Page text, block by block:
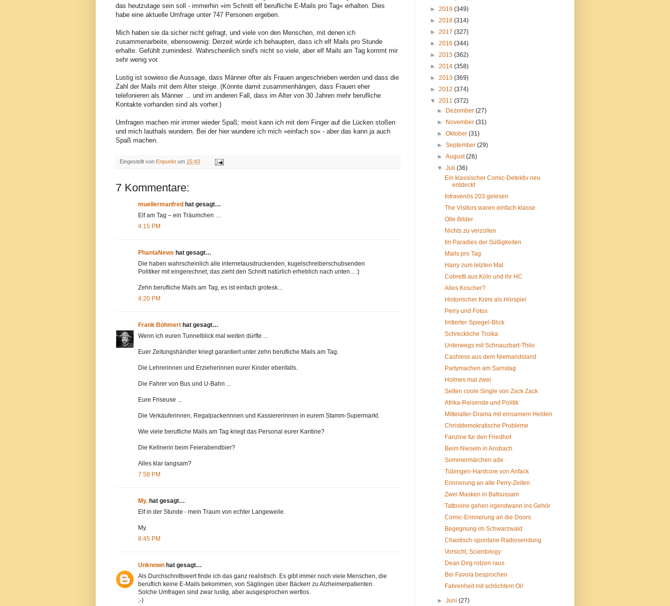
das heutzutage sein soll - immerhin »im Schnitt elf berufliche E-Mails pro Tag« erhalten. Dies
habe eine aktuelle Umfrage unter 747 Personen ergeben.
Mich haben sie da sicher nicht gefragt, und viele von den Menschen, mit denen ich
zusammenarbeite, ebensowenig: Derzeit würde ich behaupten, dass ich elf Mails pro Stunde
erhalte. Gefühlt zumindest. Wahrscheinlich sind's nicht so viele, aber elf Mails am Tag kommt mir
sehr wenig vor.
Lustig ist sowieso die Aussage, dass Männer öfter als Frauen angeschrieben werden und dass die
Zahl der Mails mit dem Alter steige. (Könnte damit zusammenhängen, dass Frauen eher
telefonieren als Männer ... und im anderen Fall, dass im Alter von 30 Jahren mehr berufliche
Kontakte vorhanden sind als vorher.)
Umfragen machen mir immer wieder Spaß; meist kann ich mit dem Finger auf die Lücken stoßen
und mich lauthals wundern. Bei der hier wundere ich mich »einfach so« - aber das kann ja auch
Spaß machen.
Eingestellt von Enpunkt um 15:43
7 Kommentare:
muellermanfred hat gesagt…
Elf am Tag – ein Träumchen …
4:15 PM
PhantaNews hat gesagt…
Die haben wahrscheinlich alle internetausdruckenden, kugelschreiberschubsenden
Politiker mit eingerechnet, das zieht den Schnitt natürlich erheblich nach unten... :)
Zehn berufliche Mails am Tag, es ist einfach grotesk...
4:20 PM
Frank Böhmert hat gesagt…
Wenn ich euren Tunnelblick mal weiten dürfte ...
Euer Zeitungshändler kriegt garantiert unter zehn berufliche Mails am Tag.
Die Lehrerinnen und Erzieherinnen eurer Kinder ebenfalls.
Die Fahrer von Bus und U-Bahn ...
Eure Friseuse ...
Die Verkäuferinnen, Regalpackerinnen und Kassiererinnen in eurem Stamm-Supermarkt.
Wie viele berufliche Mails am Tag kriegt das Personal eurer Kantine?
Die Kellnerin beim Feierabendbier?
Alles klar langsam?
7:58 PM
My. hat gesagt…
Elf in der Stunde - mein Traum von echter Langeweile.
My.
8:45 PM
Unknown hat gesagt…
Als Durchschnittswert finde ich das ganz realistisch. Es gibt immer noch viele Menschen, die
beruflich keine E-Mails bekommen, von Säglingen über Bäckerr zu Alzheimerpatienten.
Solche Umfragen sind zwar lustig, aber ausgesprochen wertlos.
;-)
► 2019 (349)
► 2018 (314)
► 2017 (327)
► 2016 (344)
► 2015 (362)
► 2014 (358)
► 2013 (369)
► 2012 (374)
▼ 2011 (372)
►
Dezember(27)
►
November(31)
►Oktober(31)
►September(29)
►August(26)
▼Juli(36)
Ein klassischer Comic-Detektiv neu
entdeckt
Intravenös 203 gelesen
The Visitors waren einfach klasse
Olle Bilder
Nichts zu verzollen
Im Paradies der Süßigkeiten
Mails pro Tag
Harry zum letzten Mal
Cobretti aus Köln und ihr HC
Alles Koscher?
Historischer Krimi als Hörspiel
Perry und Fotos
Irritierter Spiegel-Blick
Schreckliche Troika
Unterwegs mit Schnauzbart-Thilo
Cashless aus dem Niemandsland
Partymachen am Samstag
Holmes mal zwei
Selten coole Single von Zack Zack
Afrika-Reisende und Politik
Mittelalter-Drama mit einsamem Helden
Christdemokratische Probleme
Fanzine für den Friedhof
Beim Nieseln in Ansbach
Sommermärchen ade
Tübingen-Hardcore von Anfack
Erinnerung an alte Perry-Zeiten
Zwei Masken in Bafoussam
Tattooine gehen irgendwann ins Gehör
Comic-Erinnerung an die Doors
Begegnung im Schwarzwald
Chaotisch-spontane Radiosendung
Vorsicht, Scientology
Dean Dirg rotzen raus
Bei Favola besprochen
Fahrenheit mit schlichtem Oi!
►Juni(27)